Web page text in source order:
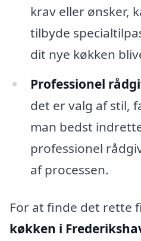
krav eller ønsker,
tilbyde
dit nye køkken
Professionel
det er valg af stil,
man bedst
professionel
af processen.
For at finde det rette
køkken i